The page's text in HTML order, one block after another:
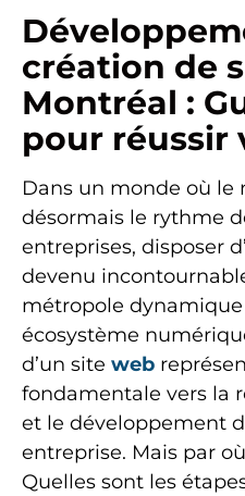
création de
Montréal :
pour réussir
Dans un monde où le
désormais le rythme
entreprises, disposer
devenu
métropole
écosystème
d’un site web
fondamentale vers la
et le développement
entreprise. Mais par
Quelles sont les